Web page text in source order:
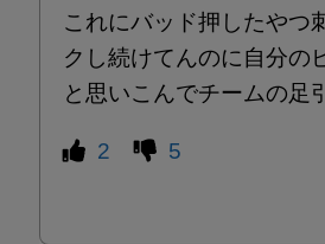
これにバッド押したやつ
クし続けてんのに自分の
と思いこんでチームの足
2 5